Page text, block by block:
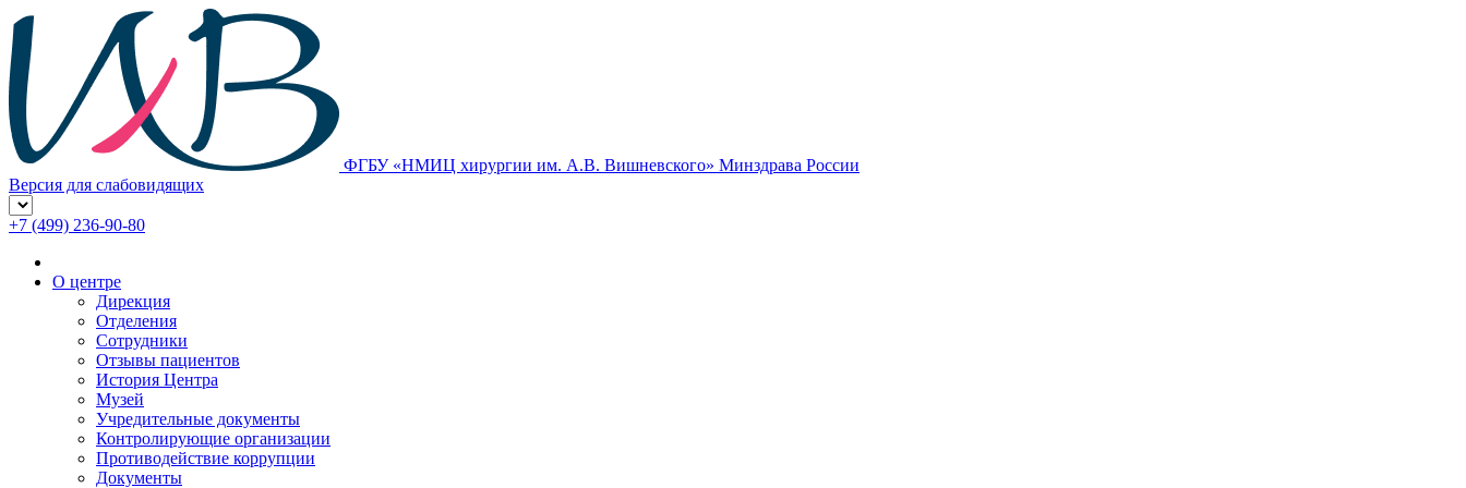
ФГБУ «НМИЦ хирургии им. А.В. Вишневского» Минздрава России
Версия для слабовидящих
+7 (499) 236-90-80
О центре
Дирекция
Отделения
Сотрудники
Отзывы пациентов
История Центра
Музей
Учредительные документы
Контролирующие организации
Противодействие коррупции
Документы